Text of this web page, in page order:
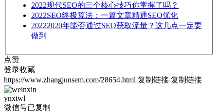
2022现代SEO的三个核心技巧你掌握了吗？
2022SEO终极算法：一篇文章精通SEO优化
20222020年能否通过SEO获取流量？这几点一定要
做到
点赞
登录收藏
https://www.zhangjunsem.com/28654.html 复制链接 复制链接
ynxtwl
微信号已复制